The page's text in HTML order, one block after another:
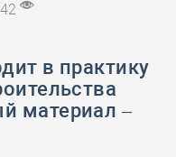
в практику
материал –